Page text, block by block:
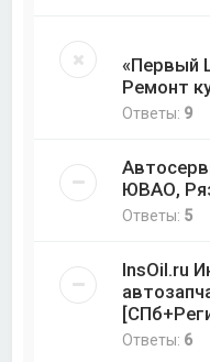
«Первый
Ремонт
Ответы: 9
ЮВАО,
Ответы: 5
InsOil.ru
Ответы: 6